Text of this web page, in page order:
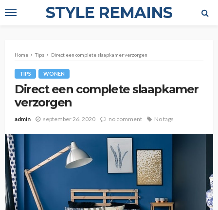
STYLE REMAINS
Home Tips Direct een complete slaapkamer verzorgen
TIPS WONEN
Direct een complete slaapkamer
verzorgen
admin september 26, 2020 no comment No tags